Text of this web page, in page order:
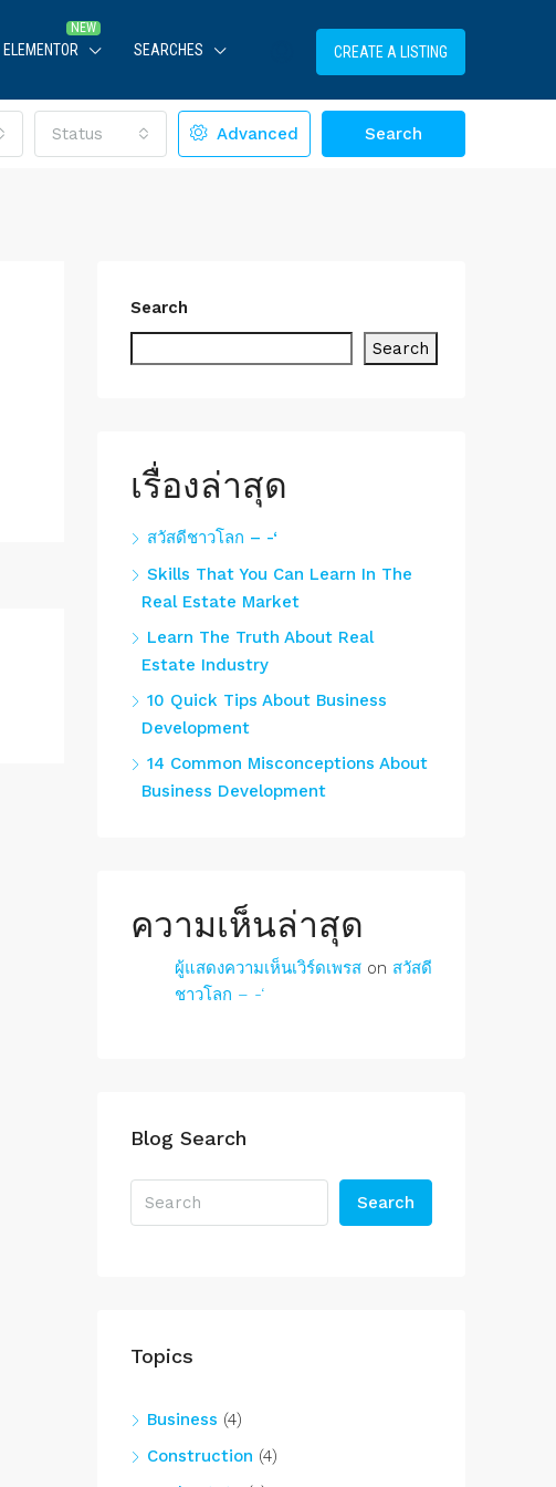
ELEMENTOR SEARCHES CREATE A LISTING
Status Advanced Search
Search
Search
เรื่องล่าสุด
สวัสดีชาวโลก – -‘
Skills That You Can Learn In The
Real Estate Market
Learn The Truth About Real
Estate Industry
10 Quick Tips About Business
Development
14 Common Misconceptions About
Business Development
ความเห็นล่าสุด
ผู้แสดงความเห็นเวิร์ดเพรส on สวัสดี
ชาวโลก – -‘
Blog Search
Search
Topics
Business (4)
Construction (4)